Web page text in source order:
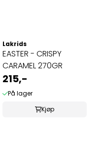
Lakrids
EASTER - CRISPY
CARAMEL 270GR
215,-
På lager
Kjøp